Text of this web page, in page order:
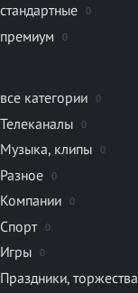
стандартные 0
премиум 0
все категории 0
Телеканалы 0
Музыка, клипы 0
Разное 0
Компании 0
Спорт 0
Игры 0
Праздники, торжества